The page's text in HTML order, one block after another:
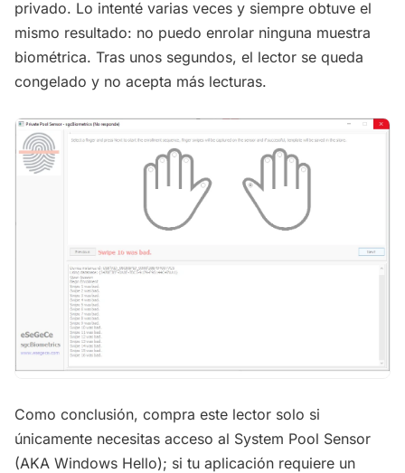
privado. Lo intenté varias veces y siempre obtuve el
mismo resultado: no puedo enrolar ninguna muestra
biométrica. Tras unos segundos, el lector se queda
congelado y no acepta más lecturas.
Como conclusión, compra este lector solo si
únicamente necesitas acceso al System Pool Sensor
(AKA Windows Hello); si tu aplicación requiere un